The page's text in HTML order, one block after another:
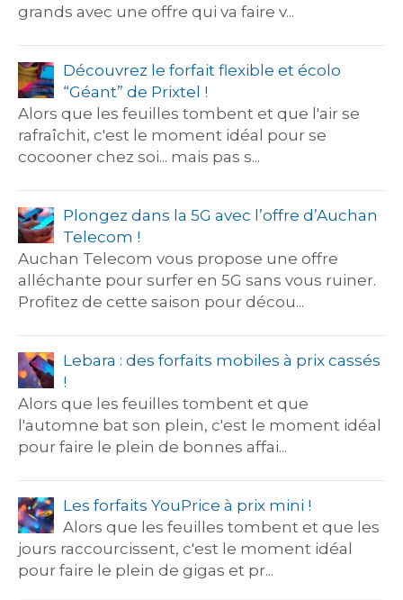
grands avec une offre qui va faire v...
Découvrez le forfait flexible et écolo
“Géant” de Prixtel !
Alors que les feuilles tombent et que l'air se
rafraîchit, c'est le moment idéal pour se
cocooner chez soi... mais pas s...
Plongez dans la 5G avec l’offre d’Auchan
Telecom !
Auchan Telecom vous propose une offre
alléchante pour surfer en 5G sans vous ruiner.
Profitez de cette saison pour décou...
Lebara : des forfaits mobiles à prix cassés
!
Alors que les feuilles tombent et que
l'automne bat son plein, c'est le moment idéal
pour faire le plein de bonnes affai...
Les forfaits YouPrice à prix mini !
Alors que les feuilles tombent et que les
jours raccourcissent, c'est le moment idéal
pour faire le plein de gigas et pr...